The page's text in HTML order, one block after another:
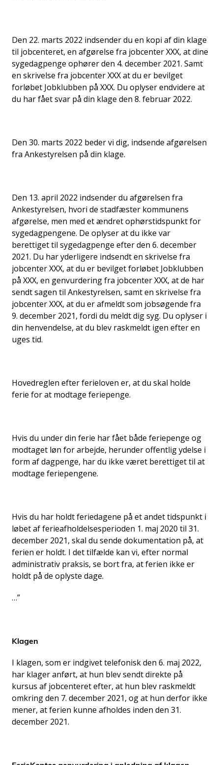
Den 22. marts 2022 indsender du en kopi af din klage
til jobcenteret, en afgørelse fra jobcenter XXX, at dine
sygedagpenge ophører den 4. december 2021. Samt
en skrivelse fra jobcenter XXX at du er bevilget
forløbet Jobklubben på XXX. Du oplyser endvidere at
du har fået svar på din klage den 8. februar 2022.
Den 30. marts 2022 beder vi dig, indsende afgørelsen
fra Ankestyrelsen på din klage.
Den 13. april 2022 indsender du afgørelsen fra
Ankestyrelsen, hvori de stadfæster kommunens
afgørelse, men med et ændret ophørstidspunkt for
sygedagpengene. De oplyser at du ikke var
berettiget til sygedagpenge efter den 6. december
2021. Du har yderligere indsendt en skrivelse fra
jobcenter XXX, at du er bevilget forløbet Jobklubben
på XXX, en genvurdering fra jobcenter XXX, at de har
sendt sagen til Ankestyrelsen, samt en skrivelse fra
jobcenter XXX, at du er afmeldt som jobsøgende fra
9. december 2021, fordi du meldt dig syg. Du oplyser i
din henvendelse, at du blev raskmeldt igen efter en
uges tid.
Hovedreglen efter ferieloven er, at du skal holde
ferie for at modtage feriepenge.
Hvis du under din ferie har fået både feriepenge og
modtaget løn for arbejde, herunder offentlig ydelse i
form af dagpenge, har du ikke været berettiget til at
modtage feriepengene.
Hvis du har holdt feriedagene på et andet tidspunkt i
løbet af ferieafholdelsesperioden 1. maj 2020 til 31.
december 2021, skal du sende dokumentation på, at
ferien er holdt. I det tilfælde kan vi, efter normal
administrativ praksis, se bort fra, at ferien ikke er
holdt på de oplyste dage.
…”
Klagen
I klagen, som er indgivet telefonisk den 6. maj 2022,
har klager anført, at hun blev sendt direkte på
kursus af jobcenteret efter, at hun blev raskmeldt
omkring den 7. december 2021, og at hun derfor ikke
mener, at ferien kunne afholdes inden den 31.
december 2021.